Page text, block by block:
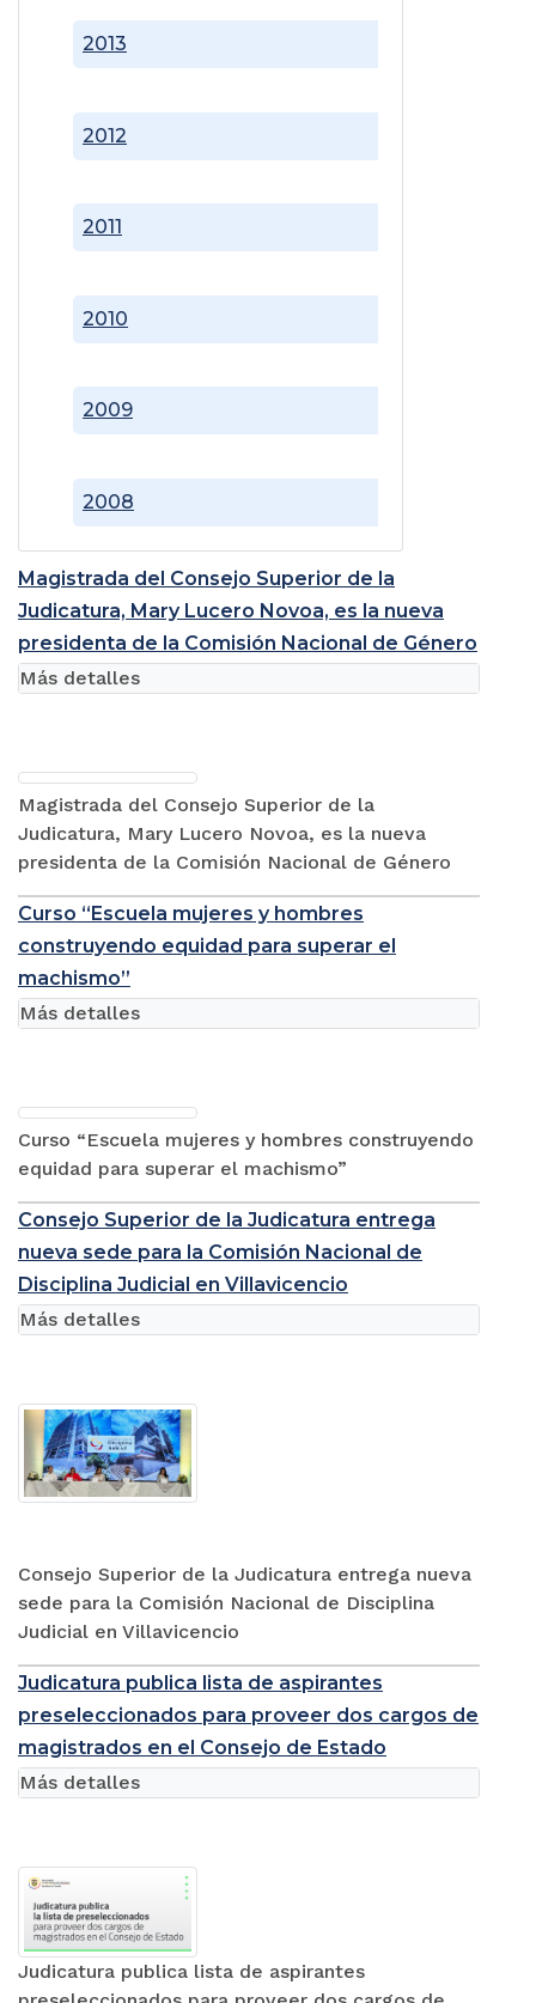
2008
2009
2010
2011
2012
2013
Magistrada del Consejo Superior de la
Judicatura, Mary Lucero Novoa, es la nueva
presidenta de la Comisión Nacional de Género
Magistrada del Consejo Superior de la
Judicatura, Mary Lucero Novoa, es la nueva
presidenta de la Comisión Nacional de Género
Más detalles
Curso “Escuela mujeres y hombres
construyendo equidad para superar el
machismo”
Curso “Escuela mujeres y hombres construyendo
equidad para superar el machismo”
Más detalles
Consejo Superior de la Judicatura entrega
nueva sede para la Comisión Nacional de
Disciplina Judicial en Villavicencio
Consejo Superior de la Judicatura entrega nueva
sede para la Comisión Nacional de Disciplina
Judicial en Villavicencio
Más detalles
Judicatura publica lista de aspirantes
preseleccionados para proveer dos cargos de
magistrados en el Consejo de Estado
Judicatura publica lista de aspirantes
Más detalles